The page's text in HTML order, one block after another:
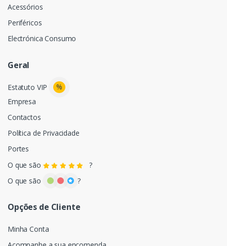
Acessórios
Periféricos
Electrónica Consumo
Geral
Estatuto VIP
%
Empresa
Contactos
Política de Privacidade
Portes
O que são
?
O que são
?
Opções de Cliente
Minha Conta